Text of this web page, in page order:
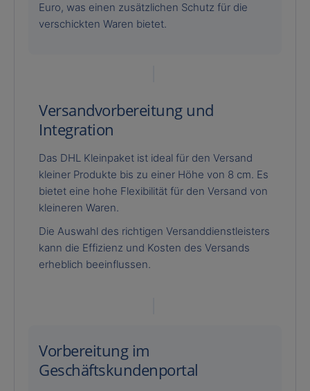
Euro, was einen zusätzlichen Schutz für die
verschickten Waren bietet.
Versandvorbereitung und
Integration
Das DHL Kleinpaket ist ideal für den Versand
kleiner Produkte bis zu einer Höhe von 8 cm. Es
bietet eine hohe Flexibilität für den Versand von
kleineren Waren.
Die Auswahl des richtigen Versanddienstleisters
kann die Effizienz und Kosten des Versands
erheblich beeinflussen.
Vorbereitung im
Geschäftskundenportal